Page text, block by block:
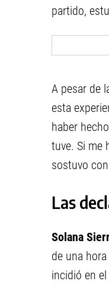
partido,
A pesar de
esta
haber
tuve. Si me
sostuvo
Las
Solana
de una
incidió en